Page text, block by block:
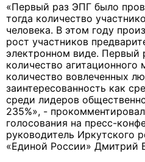
«Первый раз ЭПГ было
тогда количество
человека. В этом году
рост участников
электронном виде. Первый
количество агитационного
количество вовлеченных
заинтересованность как
среди лидеров
235%», -
голосования на пресс-
руководитель Иркутского
«Единой России» Дмитрий